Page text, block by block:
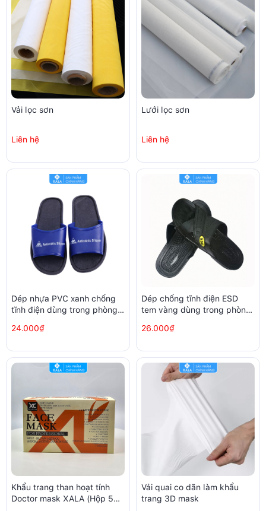
Vải lọc sơn
Liên hệ
Lưới lọc sơn
Liên hệ
Dép nhựa PVC xanh chống
tĩnh điện dùng trong phòng
24.000₫
Dép chống tĩnh điện ESD
tem vàng dùng trong phòng
26.000₫
Khẩu trang than hoạt tính
Doctor mask XALA (Hộp 50
Vải quai co dãn làm khẩu
trang 3D mask